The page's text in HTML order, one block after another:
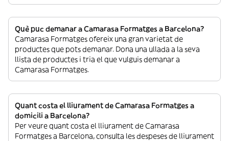
Què puc demanar a Camarasa Formatges a Barcelona?
Camarasa Formatges ofereix una gran varietat de
productes que pots demanar. Dona una ullada a la seva
llista de productes i tria el que vulguis demanar a
Camarasa Formatges.
Quant costa el lliurament de Camarasa Formatges a
domicili a Barcelona?
Per veure quant costa el lliurament de Camarasa
Formatges a Barcelona, consulta les despeses de lliurament